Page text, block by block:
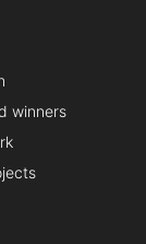
winners